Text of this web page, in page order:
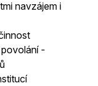
navzájem i
-